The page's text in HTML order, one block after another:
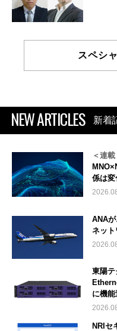
スペシ
NEW ARTICLES 新着
＜連
係は変
ANAが
ネット
東陽
に機
NRIセ